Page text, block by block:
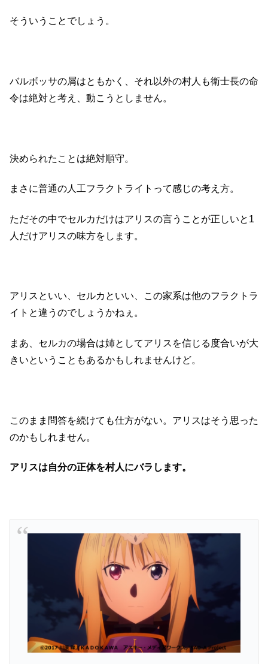
そういうことでしょう。
バルボッサの屑はともかく、それ以外の村人も衛士長の命
令は絶対と考え、動こうとしません。
決められたことは絶対順守。
まさに普通の人工フラクトライトって感じの考え方。
ただその中でセルカだけはアリスの言うことが正しいと1
人だけアリスの味方をします。
アリスといい、セルカといい、この家系は他のフラクトラ
イトと違うのでしょうかねぇ。
まあ、セルカの場合は姉としてアリスを信じる度合いが大
きいということもあるかもしれませんけど。
このまま問答を続けても仕方がない。アリスはそう思った
のかもしれません。
アリスは自分の正体を村人にバラします。